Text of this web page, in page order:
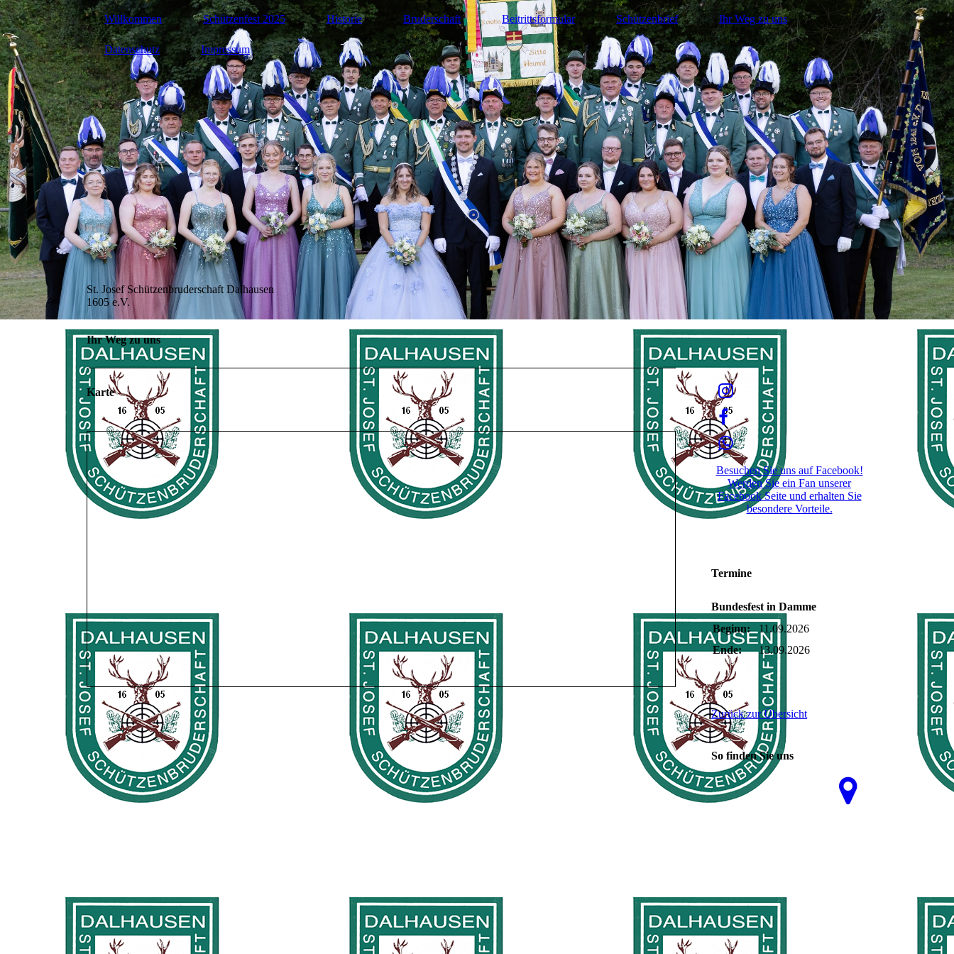
Willkommen Schützenfest 2025 Historie Bruderschaft Beitrittsformular Schützenbrief Ihr Weg zu uns
Datenschutz Impressum
St. Josef Schützenbruderschaft Dalhausen
1605 e.V.
Ihr Weg zu uns
Karte
Besuchen Sie uns auf Facebook!
Werden Sie ein Fan unserer
Facebook Seite und erhalten Sie
besondere Vorteile.
Termine
Bundesfest in Damme
Beginn:
11.09.2026
Ende:
13.09.2026
Zurück zur Übersicht
So finden Sie uns